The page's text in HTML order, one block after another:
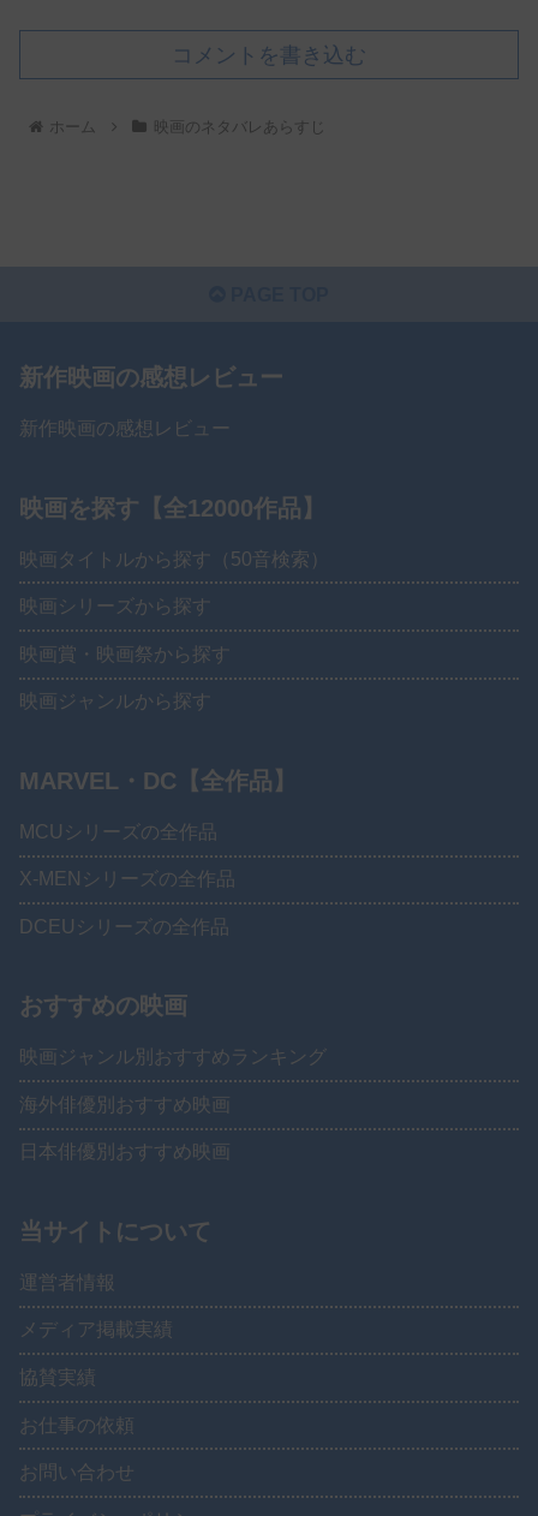
コメントを書き込む
ホーム 映画のネタバレあらすじ
新作映画の感想レビュー
新作映画の感想レビュー
映画を探す【全12000作品】
映画タイトルから探す（50音検索）
映画シリーズから探す
映画賞・映画祭から探す
映画ジャンルから探す
MARVEL・DC【全作品】
MCUシリーズの全作品
X-MENシリーズの全作品
DCEUシリーズの全作品
おすすめの映画
映画ジャンル別おすすめランキング
海外俳優別おすすめ映画
日本俳優別おすすめ映画
当サイトについて
運営者情報
メディア掲載実績
協賛実績
お仕事の依頼
お問い合わせ